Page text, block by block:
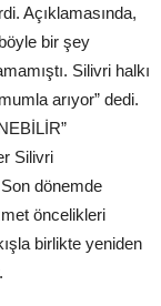
Açıklamasında,
bir şey
Silivri halkı
arıyor” dedi.
Silivri
dönemde
öncelikleri
birlikte yeniden